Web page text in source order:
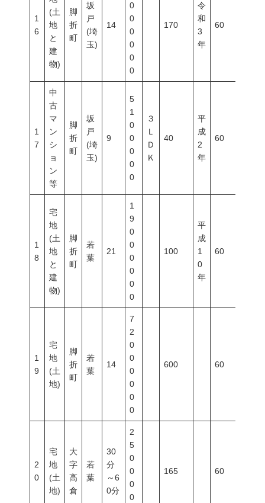
1
6
(土
地
と
建
物)
脚
折
町
坂
戸
(埼
玉)
14
0
0
0
0
0
0
170
令
和
3
年
60
1
7
中
古
マ
ン
シ
ョ
ン
等
脚
折
町
坂
戸
(埼
玉)
9
5
1
0
0
0
0
0
３
Ｌ
Ｄ
Ｋ
40
平
成
2
年
60
1
8
宅
地
(土
地
と
建
物)
脚
折
町
若
葉
21
1
9
0
0
0
0
0
0
100
平
成
1
0
年
60
1
9
宅
地
(土
地)
脚
折
町
若
葉
14
7
2
0
0
0
0
0
0
600 60
2
0
宅
地
(土
地)
大
字
高
倉
若
葉
30
分
～6
0分
2
5
0
0
0
0
165 60